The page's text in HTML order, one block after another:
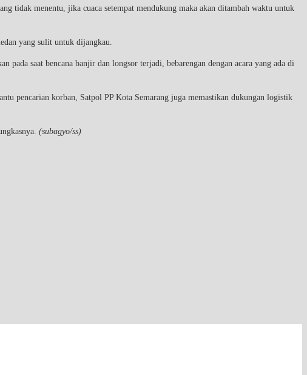
tidak menentu, jika cuaca setempat mendukung maka akan ditambah waktu untuk
yang sulit untuk dijangkau.
saat bencana banjir dan longsor terjadi, bebarengan dengan acara yang ada di
pencarian korban, Satpol PP Kota Semarang juga memastikan dukungan logistik
(subagyo/ss)